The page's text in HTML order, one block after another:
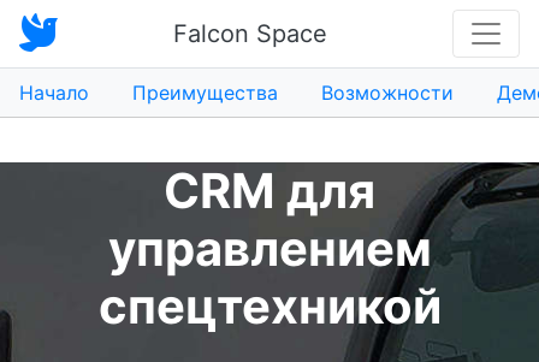
Falcon Space
Начало Преимущества Возможности
CRM для
управлением
спецтехникой